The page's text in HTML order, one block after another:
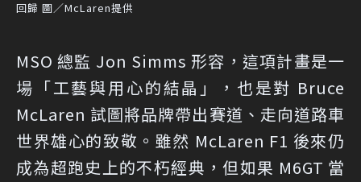
回歸 圖／McLaren提供
MSO 總監 Jon Simms 形容，這項計畫是一
場「工藝與用心的結晶」，也是對 Bruce
McLaren 試圖將品牌帶出賽道、走向道路車
世界雄心的致敬。雖然 McLaren F1 後來仍
成為超跑史上的不朽經典，但如果 M6GT 當